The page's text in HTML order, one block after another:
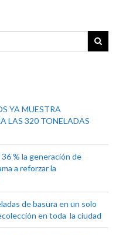
YA MUESTRA
LAS 320 TONELADAS
% la generación de
a reforzar la
de basura en un solo
en toda la ciudad